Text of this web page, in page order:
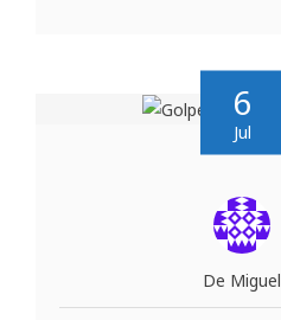
6
Jul
De Miguel